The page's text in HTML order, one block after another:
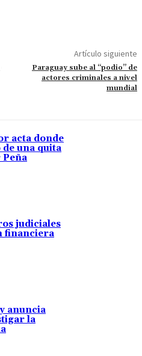
Artículo siguiente
Paraguay sube al “podio” de
actores criminales a nivel
mundial
acta donde
de una quita
judiciales
financiera
anuncia
la